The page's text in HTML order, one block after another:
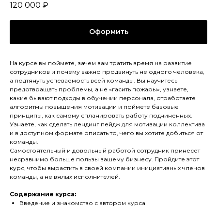
120 000 ₽
Оформить
На курсе вы поймете, зачем вам тратить время на развитие
сотрудников и почему важно продвинуть не одного человека,
а подтянуть успеваемость всей команды. Вы научитесь
предотвращать проблемы, а не «гасить пожары», узнаете,
какие бывают подходы в обучении персонала, отработаете
алгоритмы повышения мотивации и поймете базовые
принципы, как самому спланировать работу подчиненных.
Узнаете, как сделать лендинг пейдж для мотивации коллектива
и в доступном формате описать то, чего вы хотите добиться от
команды.
Самостоятельный и довольный работой сотрудник принесет
несравнимо больше пользы вашему бизнесу. Пройдите этот
курс, чтобы вырастить в своей компании инициативных членов
команды, а не вялых исполнителей.
Содержание курса:
Введение и знакомство с автором курса